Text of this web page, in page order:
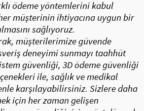
ödeme yöntemlerini kabul
müşterinin ihtiyacına uygun bir
sağlıyoruz.
müşterilerimize güvende
deneyimi sunmayı taahhüt
güvenliği, 3D ödeme güvenliği
ile, sağlık ve medikal
karşılayabilirsiniz. Sizlere daha
için her zaman gelişen